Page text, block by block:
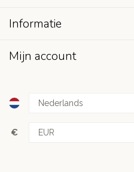
Informatie
Mijn account
€